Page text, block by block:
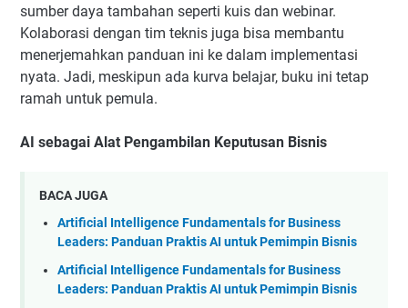
sumber daya tambahan seperti kuis dan webinar.
Kolaborasi dengan tim teknis juga bisa membantu
menerjemahkan panduan ini ke dalam implementasi
nyata. Jadi, meskipun ada kurva belajar, buku ini tetap
ramah untuk pemula.
AI sebagai Alat Pengambilan Keputusan Bisnis
BACA JUGA
Artificial Intelligence Fundamentals for Business
Leaders: Panduan Praktis AI untuk Pemimpin Bisnis
Artificial Intelligence Fundamentals for Business
Leaders: Panduan Praktis AI untuk Pemimpin Bisnis